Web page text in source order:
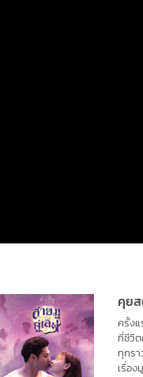
คุย
ครั้ง
ที่ชีวิ
ทุกร
เรื่อง